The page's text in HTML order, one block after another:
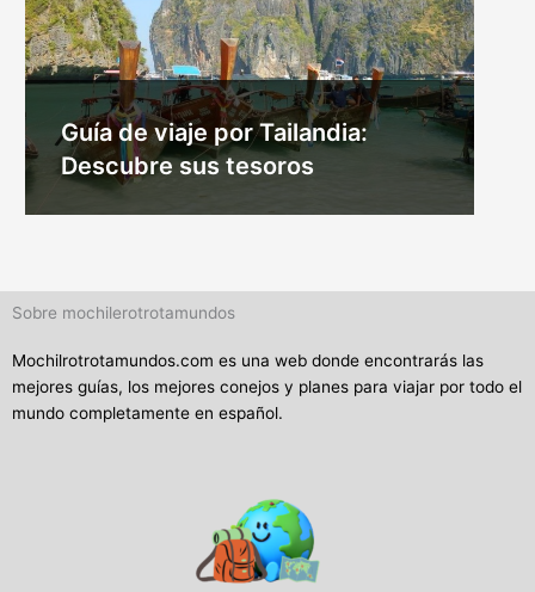
Guía de viaje por Tailandia:
Descubre sus tesoros
Sobre mochilerotrotamundos
Mochilrotrotamundos.com es una web donde encontrarás las
mejores guías, los mejores conejos y planes para viajar por todo el
mundo completamente en español.